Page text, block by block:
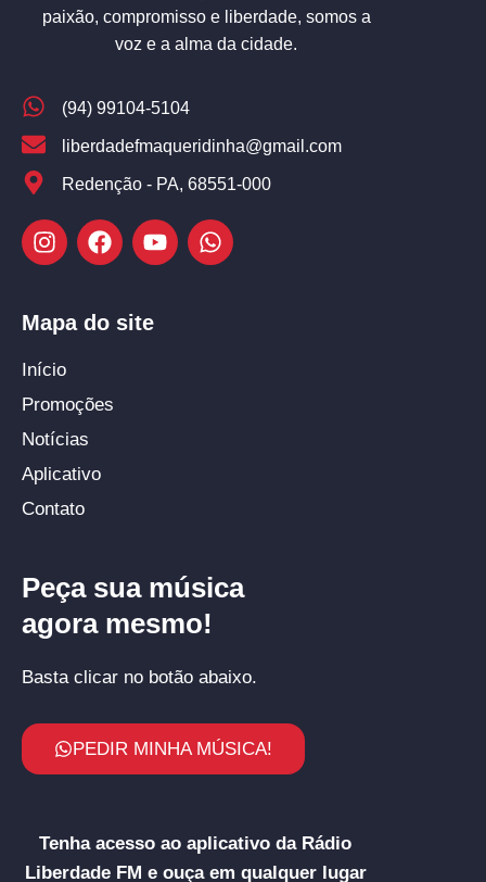
paixão, compromisso e liberdade, somos a
voz e a alma da cidade.
(94) 99104-5104
liberdadefmaqueridinha@gmail.com
Redenção - PA, 68551-000
Mapa do site
Início
Promoções
Notícias
Aplicativo
Contato
Peça sua música
agora mesmo!
Basta clicar no botão abaixo.
PEDIR MINHA MÚSICA!
Tenha acesso ao aplicativo da Rádio
Liberdade FM e ouça em qualquer lugar